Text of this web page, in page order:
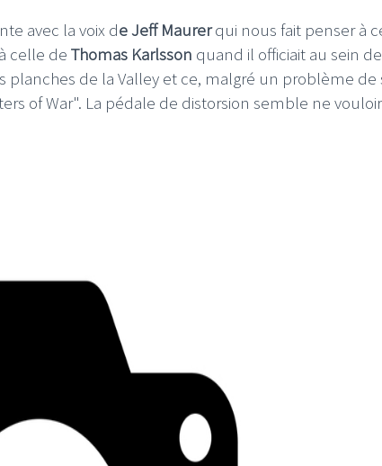
avec la voix de Jeff Maurerqui nous fait penser à
celle de Thomas Karlsson quand il officiait au sein de
planches de la Valley et ce, malgré un problème de
of War". La pédale de distorsion semble ne
RIFFIFI –
Riffifi 2025 !!!
LE GROS RIFFIFI –
The Covers !!!